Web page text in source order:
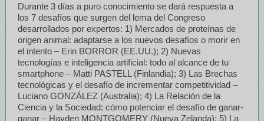
Durante 3 días a puro conocimiento se dará respuesta a
los 7 desafíos que surgen del lema del Congreso
desarrollados por expertos: 1) Mercados de proteínas de
origen animal: adaptarse a los nuevos desafíos o morir en
el intento – Erin BORROR (EE.UU.); 2) Nuevas
tecnologías e inteligencia artificial: todo al alcance de tu
smartphone – Matti PASTELL (Finlandia); 3) Las Brechas
tecnológicas y el desafío de incrementar competitividad –
Luciano GONZÁLEZ (Australia); 4) La Relación de la
Ciencia y la Sociedad: cómo potenciar el desafío de ganar-
ganar – Hayden MONTGOMERY (Nueva Zelanda); 5) La